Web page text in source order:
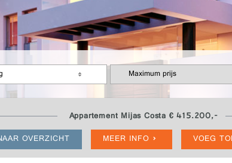
Appartement Mijas Costa € 415.200,-
OVERZICHT
MEER INFO VOEG